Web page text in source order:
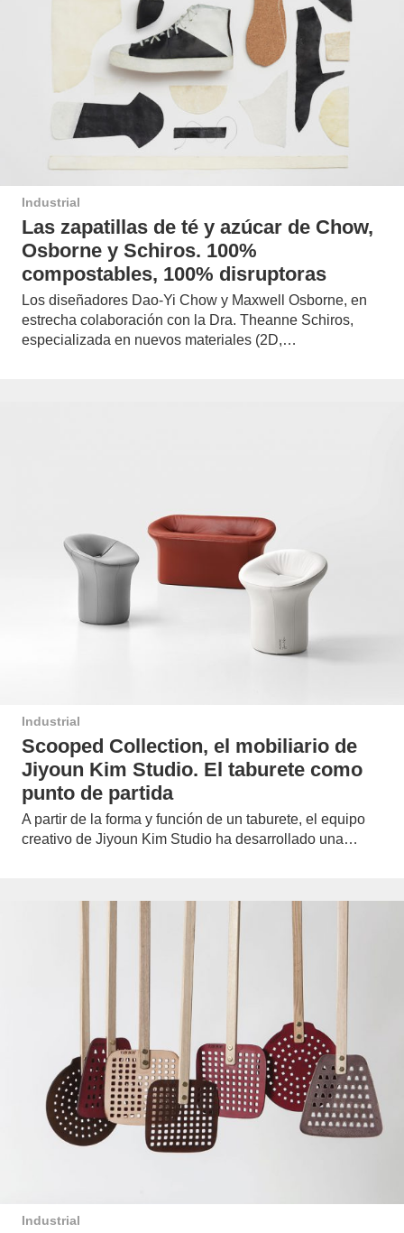
Industrial
Las zapatillas de té y azúcar de Chow,
Osborne y Schiros. 100%
compostables, 100% disruptoras
Los diseñadores Dao-Yi Chow y Maxwell Osborne, en
estrecha colaboración con la Dra. Theanne Schiros,
especializada en nuevos materiales (2D,…
Industrial
Scooped Collection, el mobiliario de
Jiyoun Kim Studio. El taburete como
punto de partida
A partir de la forma y función de un taburete, el equipo
creativo de Jiyoun Kim Studio ha desarrollado una…
Industrial